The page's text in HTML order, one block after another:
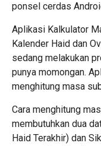
ponsel cerdas
Aplikasi Kalkulator
Kalender Haid dan
sedang melakukan
punya momongan.
menghitung masa
Cara menghitung
membutuhkan dua
Haid Terakhir) dan